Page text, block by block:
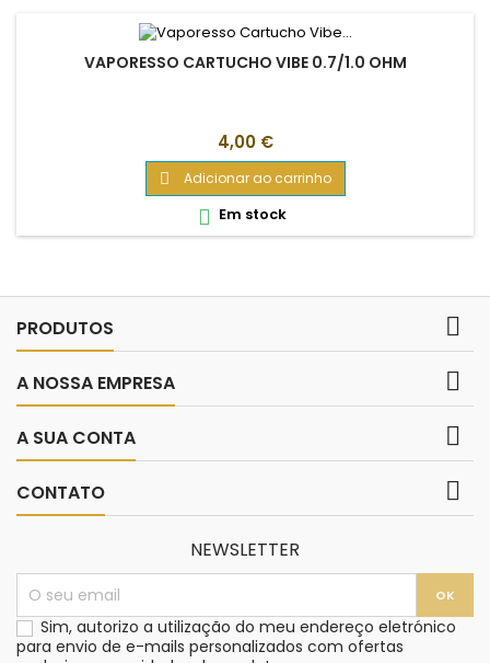
VAPORESSO CARTUCHO VIBE 0.7/1.0 OHM
Preço
4,00 €
 Adicionar ao carrinho
 Em stock
PRODUTOS 
A NOSSA EMPRESA 
A SUA CONTA 
CONTATO 
NEWSLETTER
Sim, autorizo a utilização do meu endereço eletrónico
para envio de e-mails personalizados com ofertas